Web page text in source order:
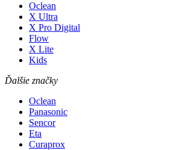
Oclean
X Ultra
X Pro Digital
Flow
X Lite
Kids
Ďalšie značky
Oclean
Panasonic
Sencor
Eta
Curaprox